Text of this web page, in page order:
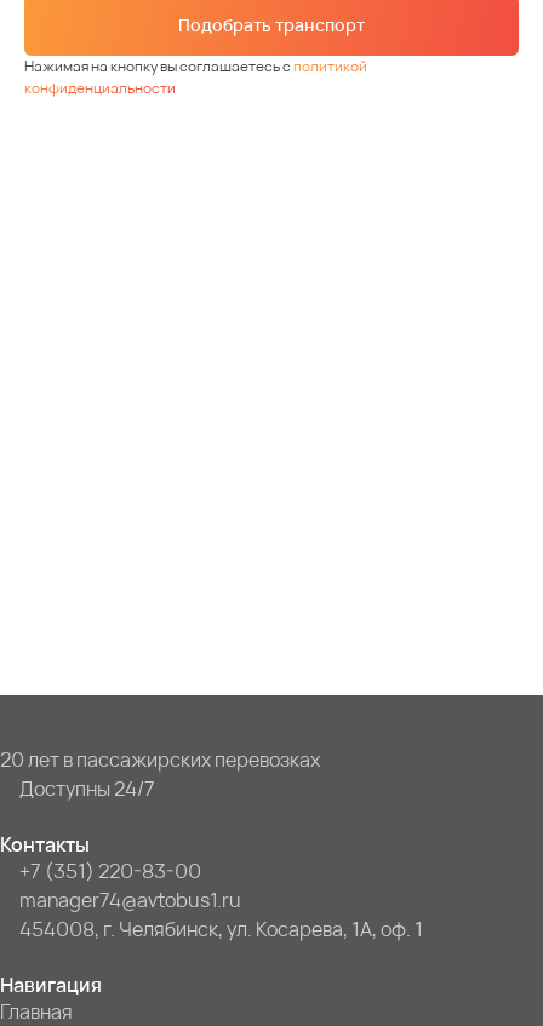
Подобрать транспорт
Нажимая на кнопку вы соглашаетесь сполитикой
конфиденциальности
20 лет в пассажирских перевозках
Доступны 24/7
Контакты
+7 (351) 220-83-00
manager74@avtobus1.ru
454008, г. Челябинск, ул. Косарева, 1А, оф. 1
Навигация
Главная